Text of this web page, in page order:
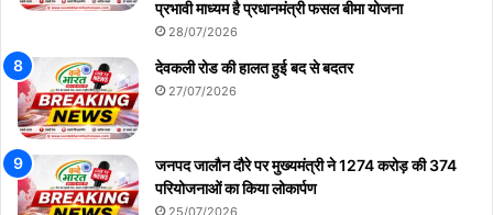
प्रभावी माध्यम है प्रधानमंत्री फसल बीमा योजना
28/07/2026
देवकली रोड की हालत हुई बद से बदतर
27/07/2026
जनपद जालौन दौरे पर मुख्यमंत्री ने 1274 करोड़ की 374
परियोजनाओं का किया लोकार्पण
25/07/2026